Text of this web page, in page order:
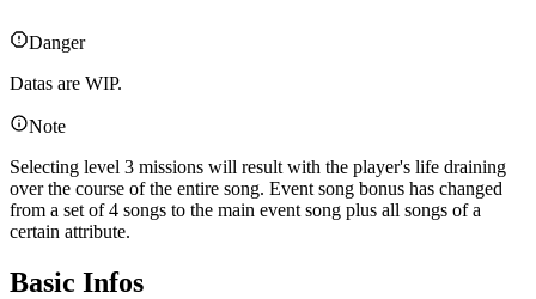
Danger
Datas are WIP.
Note
Selecting level 3 missions will result with the player's life draining
over the course of the entire song. Event song bonus has changed
from a set of 4 songs to the main event song plus all songs of a
certain attribute.
Basic Infos